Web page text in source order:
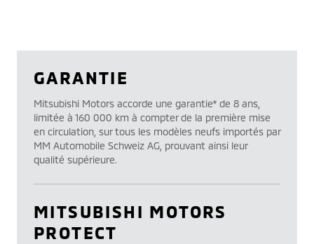
GARANTIE
Mitsubishi Motors accorde une garantie* de 8 ans,
limitée à 160 000 km à compter de la première mise
en circulation, sur tous les modèles neufs importés par
MM Automobile Schweiz AG, prouvant ainsi leur
qualité supérieure.
MITSUBISHI MOTORS
PROTECT